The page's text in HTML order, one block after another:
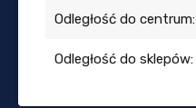
Odległość do centrum:
Odległość do sklepów: